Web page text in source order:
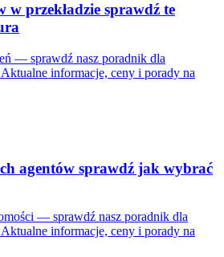
w przekładzie sprawdź te
— sprawdź nasz poradnik dla
informacje, ceny i porady na
agentów sprawdź jak wybrać
— sprawdź nasz poradnik dla
informacje, ceny i porady na